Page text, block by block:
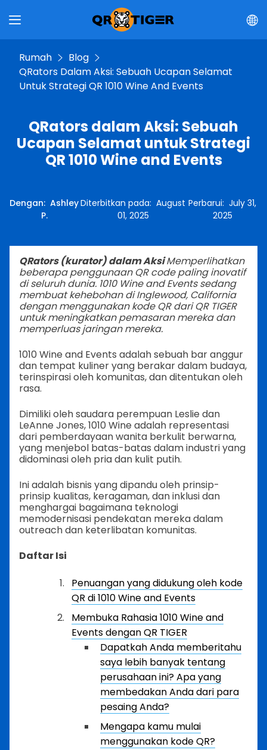
Rumah
Blog
QRators Dalam Aksi: Sebuah Ucapan Selamat
Untuk Strategi QR 1010 Wine And Events
QRators dalam Aksi: Sebuah
Ucapan Selamat untuk Strategi
QR 1010 Wine and Events
Dengan: Ashley
P.
Diterbitkan pada:August
01, 2025
Perbarui:July 31,
2025
QRators (kurator) dalam AksiMemperlihatkan
beberapa penggunaan QR code paling inovatif
di seluruh dunia. 1010 Wine and Events sedang
membuat kehebohan di Inglewood, California
dengan menggunakan kode QR dari QR TIGER
untuk meningkatkan pemasaran mereka dan
memperluas jaringan mereka.
1010 Wine and Events adalah sebuah bar anggur
dan tempat kuliner yang berakar dalam budaya,
terinspirasi oleh komunitas, dan ditentukan oleh
rasa.
Dimiliki oleh saudara perempuan Leslie dan
LeAnne Jones, 1010 Wine adalah representasi
dari pemberdayaan wanita berkulit berwarna,
yang menjebol batas-batas dalam industri yang
didominasi oleh pria dan kulit putih.
Ini adalah bisnis yang dipandu oleh prinsip-
prinsip kualitas, keragaman, dan inklusi dan
menghargai bagaimana teknologi
memodernisasi pendekatan mereka dalam
outreach dan keterlibatan komunitas.
Daftar Isi
Penuangan yang didukung oleh kode
QR di 1010 Wine and Events
Membuka Rahasia 1010 Wine and
Events dengan QR TIGER
Dapatkah Anda memberitahu
saya lebih banyak tentang
perusahaan ini? Apa yang
membedakan Anda dari para
pesaing Anda?
Mengapa kamu mulai
menggunakan kode QR?